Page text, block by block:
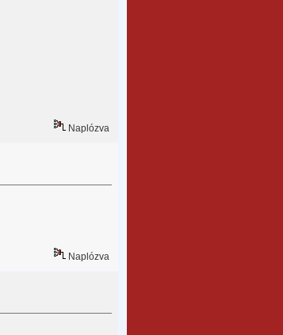
Naplózva
Naplózva